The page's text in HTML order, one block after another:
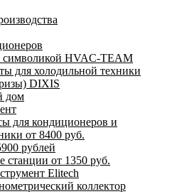
символикой HVAC-TEAM
для холодильной техники
DIXIS
дом
для кондиционеров и
от 8400 руб.
рублей
станции от 1350 руб.
Elitech
коллектор